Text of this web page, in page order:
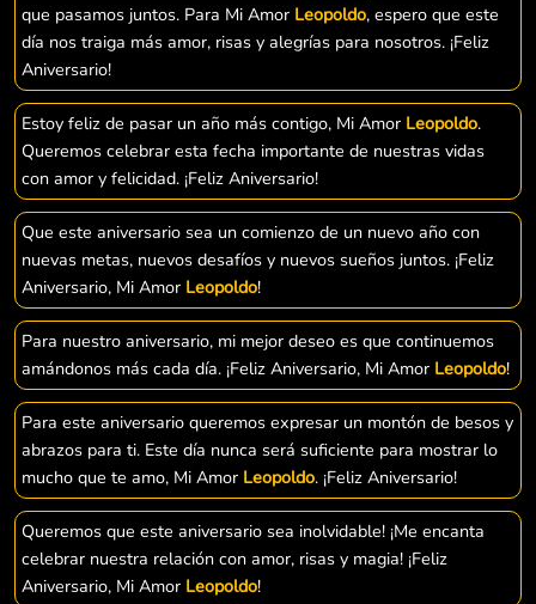
que pasamos juntos. Para Mi Amor Leopoldo, espero que este
día nos traiga más amor, risas y alegrías para nosotros. ¡Feliz
Aniversario!
Estoy feliz de pasar un año más contigo, Mi Amor Leopoldo.
Queremos celebrar esta fecha importante de nuestras vidas
con amor y felicidad. ¡Feliz Aniversario!
Que este aniversario sea un comienzo de un nuevo año con
nuevas metas, nuevos desafíos y nuevos sueños juntos. ¡Feliz
Aniversario, Mi Amor Leopoldo!
Para nuestro aniversario, mi mejor deseo es que continuemos
amándonos más cada día. ¡Feliz Aniversario, Mi Amor Leopoldo!
Para este aniversario queremos expresar un montón de besos y
abrazos para ti. Este día nunca será suficiente para mostrar lo
mucho que te amo, Mi Amor Leopoldo. ¡Feliz Aniversario!
Queremos que este aniversario sea inolvidable! ¡Me encanta
celebrar nuestra relación con amor, risas y magia! ¡Feliz
Aniversario, Mi Amor Leopoldo!